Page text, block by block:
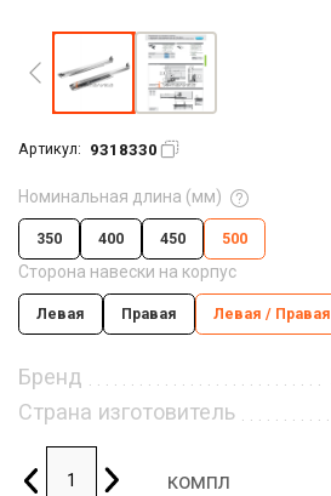
Артикул: 9318330
Номинальная длина (мм)
350 400 450 500
Сторона навески на корпус
Левая Правая Левая / Правая
Бренд
Страна изготовитель
компл